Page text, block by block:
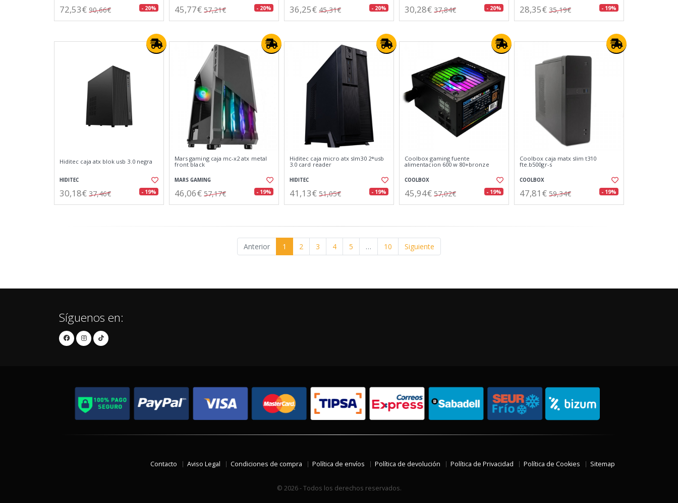
72,53€ 90,66€ - 20% 45,77€ 57,21€ - 20% 36,25€ 45,31€ - 20% 30,28€ 37,84€ - 20% 28,35€ 35,19€ - 19%
Hiditec caja atx blok usb 3.0 negra
HIDITEC
30,18€ 37,46€ - 19%
Mars gaming caja mc-x2 atx metal
front black
MARS GAMING
46,06€ 57,17€ - 19%
Hiditec caja micro atx slm30 2*usb
3.0 card reader
HIDITEC
41,13€ 51,05€ - 19%
Coolbox gaming fuente
alimentacion 600 w 80+bronze
COOLBOX
45,94€ 57,02€ - 19%
Coolbox caja matx slim t310
fte.b500gr-s
COOLBOX
47,81€ 59,34€ - 19%
Anterior 1 2 3 4 5 … 10 Siguiente
Síguenos en:
Contacto Aviso Legal Condiciones de compra Política de envíos Política de devolución Política de Privacidad Política de Cookies Sitemap
© 2026 - Todos los derechos reservados.